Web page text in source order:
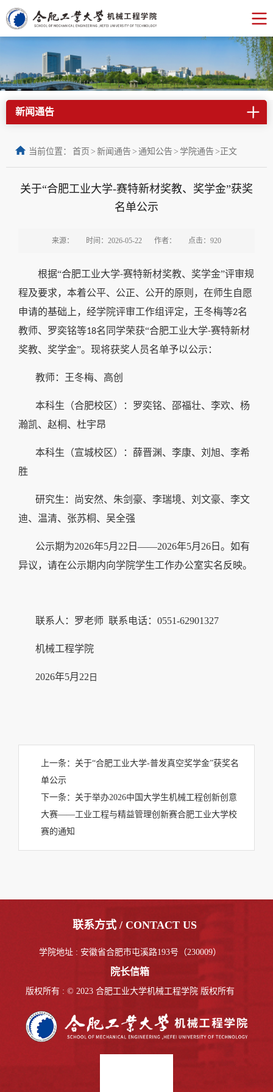
新闻通告
当前位置： 首页 > 新闻通告> 通知公告> 学院通告>正文
关于“合肥工业大学-赛特新材奖教、奖学金”获奖
名单公示
来源： 时间：2026-05-22 作者： 点击： 920
根据“合肥工业大学-赛特新材奖教、奖学金”评审规
程及要求，本着公平、公正、公开的原则，在师生自愿
申请的基础上，经学院评审工作组评定，王冬梅等2名
教师、罗奕铭等18名同学荣获“合肥工业大学-赛特新材
奖教、奖学金”。现将获奖人员名单予以公示：
教师：王冬梅、高创
本科生（合肥校区）：罗奕铭、邵福壮、李欢、杨
瀚凯、赵桐、杜宇昂
本科生（宣城校区）：薛晋渊、李康、刘旭、李希
胜
研究生：尚安然、朱剑豪、李瑞境、刘文豪、李文
迪、温清、张苏桐、吴全强
公示期为2026年5月 22 日——2026年5月 26 日。如有
异议，请在公示期内向学院学生工作办公室实名反映。
联系人： 罗老师 联系电话：0551-62901327
机械工程学院
2026年5月 22 日
上一条： 关于“合肥工业大学-普发真空奖学金”获奖名
单公示
下一条： 关于举办2026中国大学生机械工程创新创意
大赛——工业工程与精益管理创新赛合肥工业大学校
赛的通知
联系方式 / CONTACT US
学院地址 : 安徽省合肥市屯溪路193号（230009）
院长信箱
版权所有 : © 2023 合肥工业大学机械工程学院 版权所有